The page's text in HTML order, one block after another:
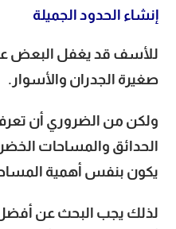
إنشاء الحدود الجميلة
للأسف قد يغفل البعض
صغيرة الجدران والأسوار.
ولكن من الضروري أن
الحدائق والمساحات
يكون بنفس أهمية
لذلك يجب البحث عن أفضل